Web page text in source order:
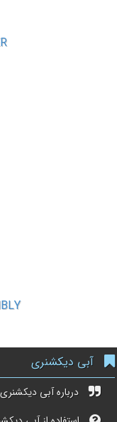
آبی دیکشنری
درباره آبی دیکشنری